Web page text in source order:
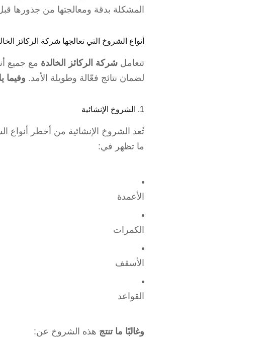
المشكلة بدقة ومعالجتها من جذورها
أنواع الشروخ التي تعالجها شركة الركائز
تتعاملشركة الركائز الخالدة مع جميع
لضمان نتائج فعّالة وطويلة الأمد. وفيما
1. الشروخ الإنشائية
تُعد الشروخ الإنشائية من أخطر أنواع
ما تظهر في:
الأعمدة
الكمرات
الأسقف
القواعد
وغالبًا ما تنتج هذه الشروخ عن: